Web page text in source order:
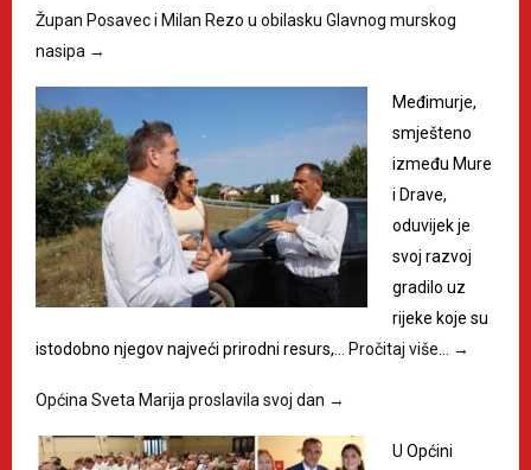
Župan Posavec i Milan Rezo u obilasku Glavnog murskog
nasipa →
Međimurje,
smješteno
između Mure
i Drave,
oduvijek je
svoj razvoj
gradilo uz
rijeke koje su
istodobno njegov najveći prirodni resurs,…
Pročitaj više… →
Općina Sveta Marija proslavila svoj dan →
U Općini